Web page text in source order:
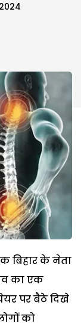
बिहार के नेता
का एक
पर बैठे दिखे
को